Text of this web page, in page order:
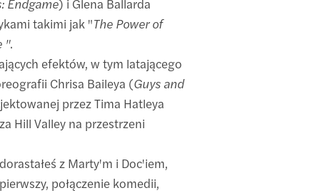
Endgame) i Glena Ballarda
takimi jak "The Power of
".
efektów, w tym latającego
Chrisa Baileya (Guys and
przez Tima Hatleya
Hill Valley na przestrzeni
z Marty'm i Doc'iem,
połączenie komedii,